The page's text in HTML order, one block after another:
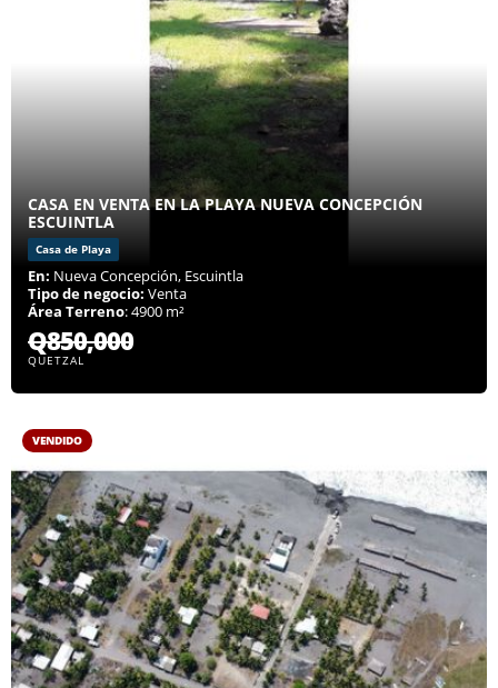
CASA EN VENTA EN LA PLAYA NUEVA CONCEPCIÓN
ESCUINTLA
Casa de Playa
En: Nueva Concepción, Escuintla
Tipo de negocio: Venta
Área Terreno: 4900 m²
Q850,000
QUETZAL
VENDIDO